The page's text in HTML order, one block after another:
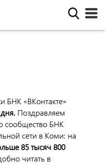
БНК «ВКонтакте»
Поздравляем
сообщество БНК
сети в Коми: на
85 тысяч 800
читать в